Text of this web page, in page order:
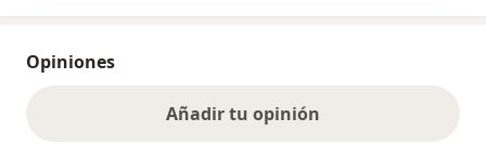
Opiniones
Añadir tu opinión